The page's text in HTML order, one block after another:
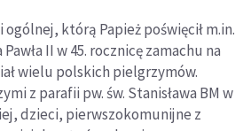
którą Papież poświęcił m.in.
II w 45. rocznicę zamachu na
wielu polskich pielgrzymów.
z parafii pw. św. Stanisława BM w
dzieci, pierwszokomunijne z